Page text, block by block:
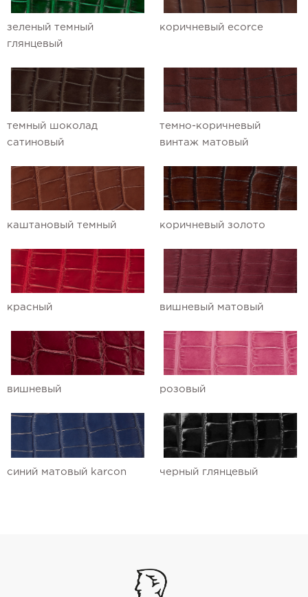
зеленый темный
глянцевый
коричневый ecorce
темный шоколад
сатиновый
темно-коричневый
винтаж матовый
каштановый темный коричневый золото
красный вишневый матовый
вишневый розовый
синий матовый karcon черный глянцевый